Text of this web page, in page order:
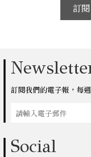
訂
訂閱我們的電子報，每
Social